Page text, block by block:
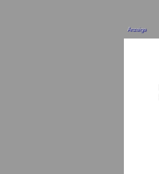
Anzeige